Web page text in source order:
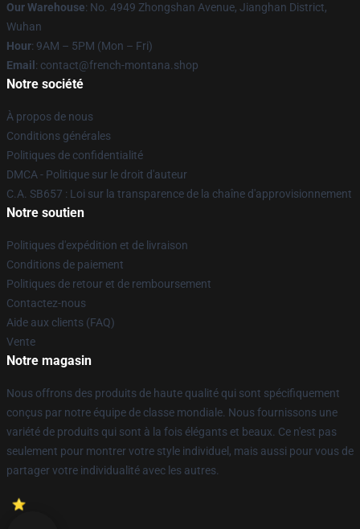
Our Warehouse: No. 4949 Zhongshan Avenue, Jianghan District,
Wuhan
Hour: 9AM – 5PM (Mon – Fri)
Email : contact@french-montana.shop
Notre société
À propos de nous
Conditions générales
Politiques de confidentialité
DMCA - Politique sur le droit d'auteur
C.A. SB657 : Loi sur la transparence de la chaîne d'approvisionnement
Notre soutien
Politiques d'expédition et de livraison
Conditions de paiement
Politiques de retour et de remboursement
Contactez-nous
Aide aux clients (FAQ)
Vente
Notre magasin
Nous offrons des produits de haute qualité qui sont spécifiquement
conçus par notre équipe de classe mondiale. Nous fournissons une
variété de produits qui sont à la fois élégants et beaux. Ce n'est pas
seulement pour montrer votre style individuel, mais aussi pour vous de
partager votre individualité avec les autres.